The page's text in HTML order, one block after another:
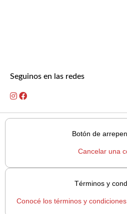
Seguinos en las redes
Botón de
Cancelar una
Términos y
Conocé los términos y